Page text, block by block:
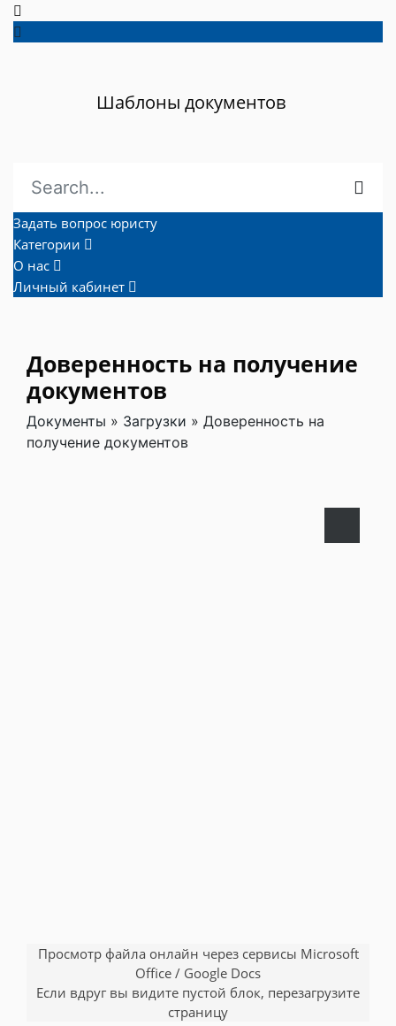
Шаблоны документов
Задать вопрос юристу
Категории
О нас
Личный кабинет
Доверенность на получение
документов
Документы » Загрузки » Доверенность на
получение документов
Просмотр файла онлайн через сервисы Microsoft
Office / Google Docs
Если вдруг вы видите пустой блок, перезагрузите
страницу